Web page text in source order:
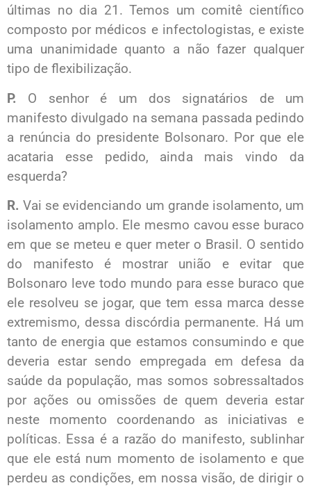
últimas no dia 21. Temos um comitê científico
composto por médicos e infectologistas, e existe
uma unanimidade quanto a não fazer qualquer
tipo de flexibilização.
P. O senhor é um dos signatários de um
manifesto divulgado na semana passada pedindo
a renúncia do presidente Bolsonaro. Por que ele
acataria esse pedido, ainda mais vindo da
esquerda?
R.Vai se evidenciando um grande isolamento, um
isolamento amplo. Ele mesmo cavou esse buraco
em que se meteu e quer meter o Brasil. O sentido
do manifesto é mostrar união e evitar que
Bolsonaro leve todo mundo para esse buraco que
ele resolveu se jogar, que tem essa marca desse
extremismo, dessa discórdia permanente. Há um
tanto de energia que estamos consumindo e que
deveria estar sendo empregada em defesa da
saúde da população, mas somos sobressaltados
por ações ou omissões de quem deveria estar
neste momento coordenando as iniciativas e
políticas. Essa é a razão do manifesto, sublinhar
que ele está num momento de isolamento e que
perdeu as condições, em nossa visão, de dirigir o